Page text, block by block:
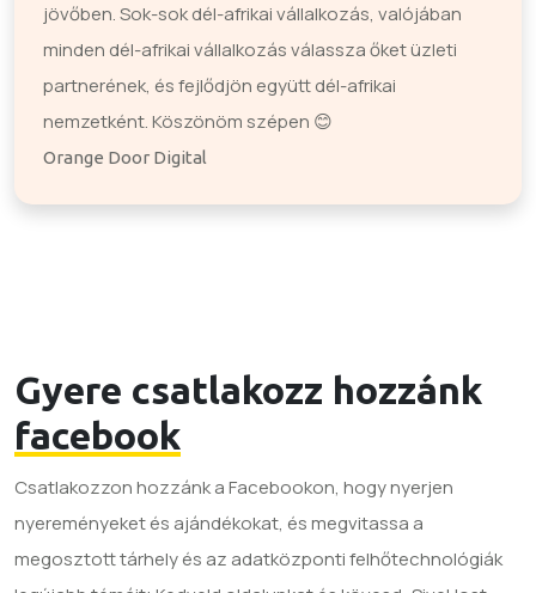
jövőben. Sok-sok dél-afrikai vállalkozás, valójában
minden dél-afrikai vállalkozás válassza őket üzleti
partnerének, és fejlődjön együtt dél-afrikai
nemzetként. Köszönöm szépen 😊
Orange Door Digital
Gyere csatlakozz hozzánk
facebook
Csatlakozzon hozzánk a Facebookon, hogy nyerjen
nyereményeket és ajándékokat, és megvitassa a
megosztott tárhely és az adatközponti felhőtechnológiák